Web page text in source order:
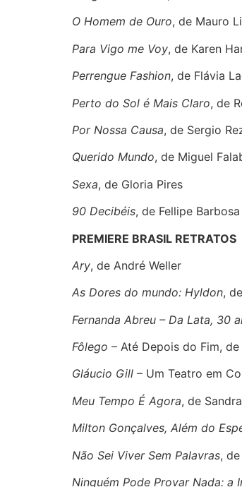
O Homem de Ouro, de Mauro
Para Vigo me Voy, de Karen
Perrengue Fashion, de Flávia
Perto do Sol é Mais Claro, de
Por Nossa Causa, de Sergio
Querido Mundo, de Miguel
Sexa, de Gloria Pires
90 Decibéis, de Fellipe Barbosa
PREMIERE BRASIL RETRATOS
Ary, de André Weller
As Dores do mundo: Hyldon,
Fernanda Abreu – Da Lata, 30
Fôlego – Até Depois do Fim,
Gláucio Gill – Um Teatro em
Meu Tempo É Agora, de
Milton Gonçalves, Além do
Não Sei Viver Sem Palavras,
Ninguém Pode Provar Nada: a